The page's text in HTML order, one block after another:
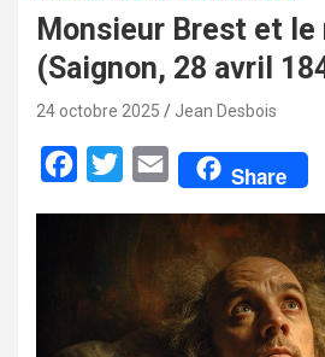
Monsieur Brest et
(Saignon, 28 avril
24 octobre 2025 Jean Desbois
o
E
l
Share